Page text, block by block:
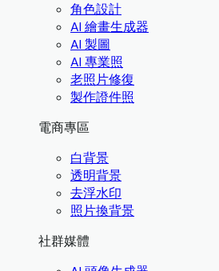
角色設計
AI 繪畫生成器
AI 製圖
AI 專業照
老照片修復
製作證件照
電商專區
白背景
透明背景
去浮水印
照片換背景
社群媒體